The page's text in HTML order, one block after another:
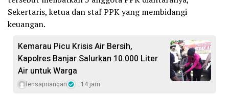
Sekertaris, ketua dan staf PPK yang membidangi
keuangan.
Kemarau Picu Krisis Air Bersih,
Kapolres Banjar Salurkan 10.000 Liter
Air untuk Warga
lensapriangan 14 jam